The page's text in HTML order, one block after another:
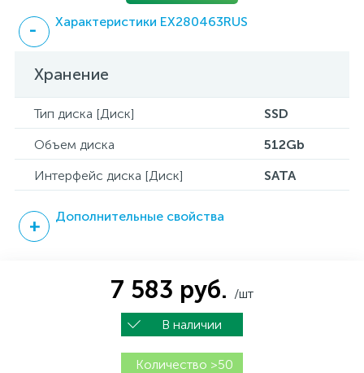
Характеристики EX280463RUS
Хранение
Тип диска [Диск]
SSD
Объем диска
512Gb
Интерфейс диска [Диск]
SATA
Дополнительные свойства
7 583 руб. /шт
В наличии
Количество >50